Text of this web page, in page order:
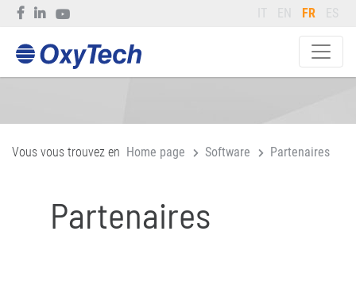
IT EN FR ES
Vous vous trouvez en Home page Software Partenaires
Partenaires